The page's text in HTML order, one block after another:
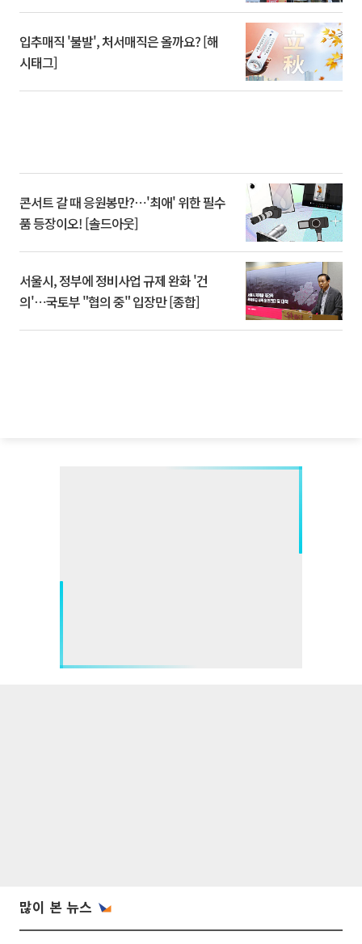
입추매직 '불발', 처서매직은 올까요? [해
시태그]
콘서트 갈 때 응원봉만?⋯'최애' 위한 필수
품 등장이오! [솔드아웃]
서울시, 정부에 정비사업 규제 완화 '건
의'⋯국토부 "협의 중" 입장만 [종합]
많이 본 뉴스